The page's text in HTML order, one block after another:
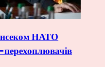
НАТО
перехоплювачів